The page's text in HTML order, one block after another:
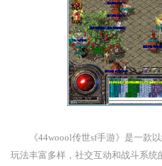
《44woool传世sf手游》是一款
玩法丰富多样，社交互动和战斗系